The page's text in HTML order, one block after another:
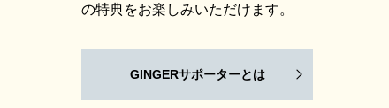
の特典をお楽しみいただけます。
GINGERサポーターとは